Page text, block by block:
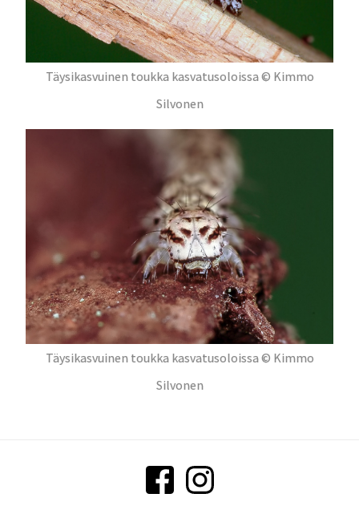
Täysikasvuinen toukka kasvatusoloissa © Kimmo
Silvonen
Täysikasvuinen toukka kasvatusoloissa © Kimmo
Silvonen